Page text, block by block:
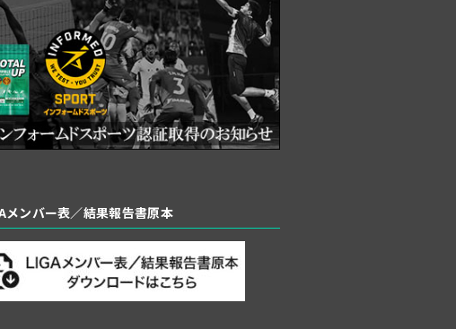
メンバー表／結果報告書原本